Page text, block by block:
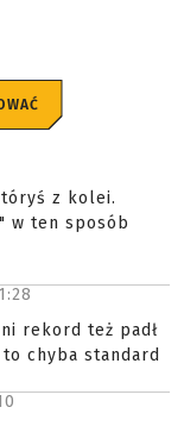
z kolei.
w ten sposób
rekord też padł
chyba standard